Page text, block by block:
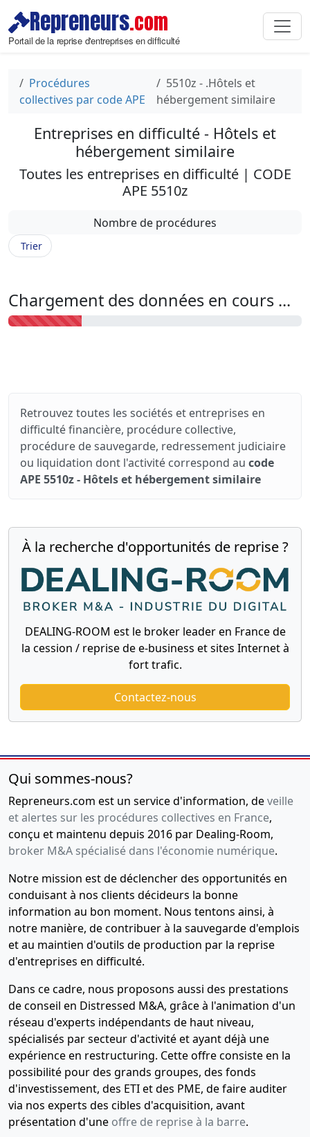
Repreneurs.com
Portail de la reprise d'entreprises en difficulté
Procédures
collectives par code APE
5510z - .Hôtels et
hébergement similaire
Entreprises en difficulté - Hôtels et
hébergement similaire
Toutes les entreprises en difficulté | CODE
APE 5510z
Nombre de procédures
Trier
Chargement des données en cours ...
Retrouvez toutes les sociétés et entreprises en
difficulté financière, procédure collective,
procédure de sauvegarde, redressement judiciaire
ou liquidation dont l'activité correspond au code
APE 5510z - Hôtels et hébergement similaire
À la recherche d'opportunités de reprise ?
DEALING-ROOM est le broker leader en France de
la cession / reprise de e-business et sites Internet à
fort trafic.
Contactez-nous
Qui sommes-nous?
Repreneurs.com est un service d'information, deveille
et alertes sur les procédures collectives en France,
conçu et maintenu depuis 2016 par Dealing-Room,
broker M&A spécialisé dans l'économie numérique.
Notre mission est de déclencher des opportunités en
conduisant à nos clients décideurs la bonne
information au bon moment. Nous tentons ainsi, à
notre manière, de contribuer à la sauvegarde d'emplois
et au maintien d'outils de production par la reprise
d'entreprises en difficulté.
Dans ce cadre, nous proposons aussi des prestations
de conseil en Distressed M&A, grâce à l'animation d'un
réseau d'experts indépendants de haut niveau,
spécialisés par secteur d'activité et ayant déjà une
expérience en restructuring. Cette offre consiste en la
possibilité pour des grands groupes, des fonds
d'investissement, des ETI et des PME, de faire auditer
via nos experts des cibles d'acquisition, avant
présentation d'une offre de reprise à la barre.